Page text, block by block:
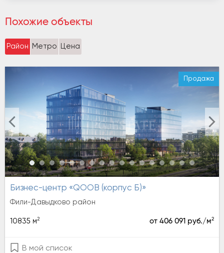
Похожие объекты
Район Метро Цена
Продажа
Бизнес-центр «QOOB (корпус Б)»
Фили-Давыдково район
10835 м2 от 406 091 руб./м2
В мой список